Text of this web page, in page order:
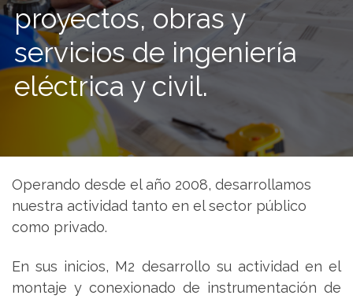
proyectos, obras y
servicios de ingeniería
eléctrica y civil.
Operando desde el año 2008, desarrollamos
nuestra actividad tanto en el sector público
como privado.
En sus inicios, M2 desarrollo su actividad en el
montaje y conexionado de instrumentación de